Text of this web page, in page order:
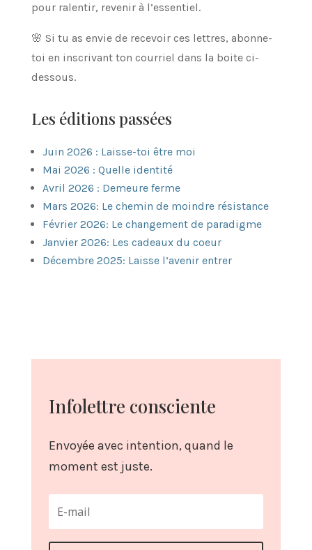
pour ralentir, revenir à l’essentiel.
🌸 Si tu as envie de recevoir ces lettres, abonne-
toi en inscrivant ton courriel dans la boite ci-
dessous.
Les éditions passées
Juin 2026 : Laisse-toi être moi
Mai 2026 : Quelle identité
Avril 2026 : Demeure ferme
Mars 2026: Le chemin de moindre résistance
Février 2026: Le changement de paradigme
Janvier 2026: Les cadeaux du coeur
Décembre 2025: Laisse l’avenir entrer
Infolettre consciente
Envoyée avec intention, quand le
moment est juste.